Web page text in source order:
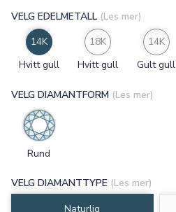
VELG DIAMANTTYPE (Les mer)
Naturlig
VELG EDELMETALL (Les mer)
14K
Hvitt gull
18K
Hvitt gull
14K
Gult gull
VELG DIAMANTFORM (Les mer)
Rund